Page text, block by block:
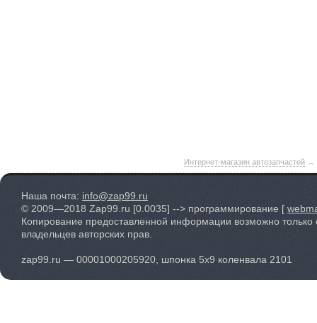
Интернет-магазин автозапчастей →
Наша почта: info@zap99.ru
© 2009—2018 Zap99.ru [0.0035] --> программирование [
Копирование предоставленной информации возможно только
владельцев авторских прав.
zap99.ru — 00001000205920, шпонка 5х9 коленвала 2101